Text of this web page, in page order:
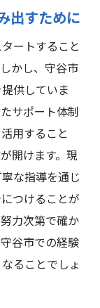
出すために
ートすること
かし、守谷市
供していま
サポート体制
用すること
開けます。現
な指導を通じ
つけることが
力次第で確か
谷市での経験
ることでしょ